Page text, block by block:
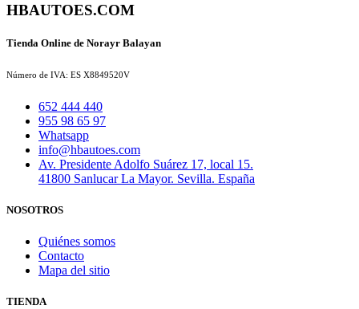
HBAUTOES.COM
Tienda Online de Norayr Balayan
Número de IVA: ES X8849520V
652 444 440
955 98 65 97
Whatsapp
info@hbautoes.com
Av. Presidente Adolfo Suárez 17, local 15.
41800 Sanlucar La Mayor. Sevilla. España
NOSOTROS
Quiénes somos
Contacto
Mapa del sitio
TIENDA